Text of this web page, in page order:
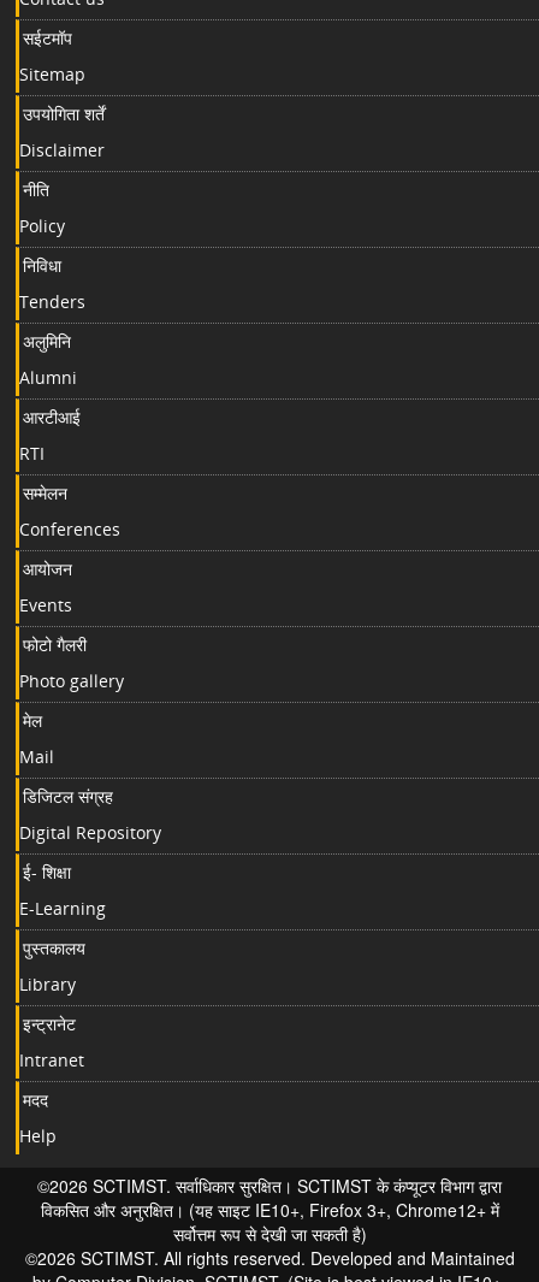
सईटमॉप
Sitemap
उपयोगिता शर्तें
Disclaimer
नीति
Policy
निविधा
Tenders
अलुमिनि
Alumni
आरटीआई
RTI
सम्मेलन
Conferences
आयोजन
Events
फोटो गैलरी
Photo gallery
मेल
Mail
डिजिटल संग्रह
Digital Repository
ई- शिक्षा
E-Learning
पुस्तकालय
Library
इन्ट्रानेट
Intranet
मदद
Help
©2026 SCTIMST. सर्वाधिकार सुरक्षित। SCTIMST के कंप्यूटर विभाग द्वारा
विकसित और अनुरक्षित। (यह साइट IE10+, Firefox 3+, Chrome12+ में
सर्वोत्तम रूप से देखी जा सकती है)
©2026 SCTIMST. All rights reserved. Developed and Maintained